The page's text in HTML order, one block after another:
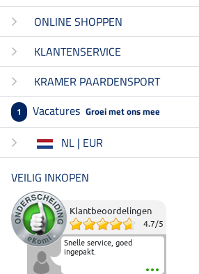
ONLINE SHOPPEN
KLANTENSERVICE
KRAMER PAARDENSPORT
1 Vacatures Groei met ons mee
NL | EUR
VEILIG INKOPEN
Klantbeoordelingen
4.7/5
Snelle service, goed
ingepakt.